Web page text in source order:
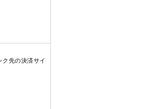
先の決済サイ